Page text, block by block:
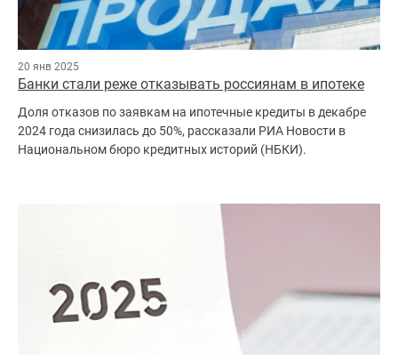
20 янв 2025
Банки стали реже отказывать россиянам в ипотеке
Доля отказов по заявкам на ипотечные кредиты в декабре
2024 года снизилась до 50%, рассказали РИА Новости в
Национальном бюро кредитных историй (НБКИ).